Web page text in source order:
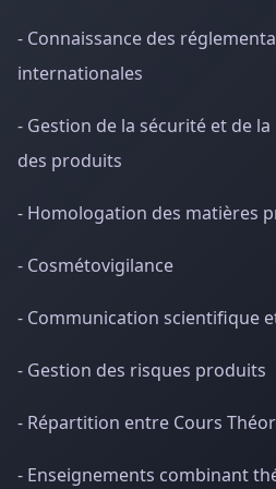
- Connaissance des
internationales
- Gestion de la sécurité et de
des produits
- Homologation des matières
- Cosmétovigilance
- Communication scientifique
- Gestion des risques produits
- Répartition entre Cours
- Enseignements combinant